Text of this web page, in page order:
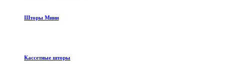
Шторы Мини
Кассетные шторы